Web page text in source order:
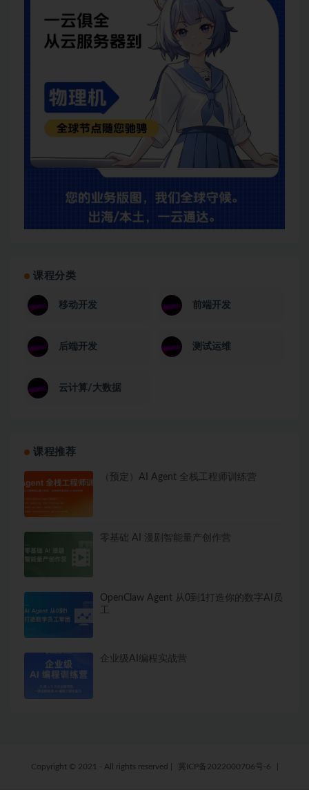
课程分类
移动开发 前端开发
后端开发 测试运维
云计算/大数据
课程推荐
（预定）AI Agent 全栈工程师训练营
零基础 AI 漫剧智能量产创作营
OpenClaw Agent 从0到1打造你的数字AI员
工
企业级AI编程实战营
Copyright © 2021 - All rights reserved 冀ICP备2022000706号-6